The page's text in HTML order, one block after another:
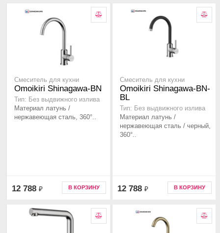
Смеситель для кухни
Omoikiri Shinagawa-BN
Тип: Без выдвижного излива
Материал латунь /
нержавеющая сталь, 360°..
12 788 ₽ В КОРЗИНУ
Смеситель для кухни
Omoikiri Shinagawa-BN-
BL
Тип: Без выдвижного излива
Материал латунь /
нержавеющая сталь / черный,
360°..
12 788 ₽ В КОРЗИНУ